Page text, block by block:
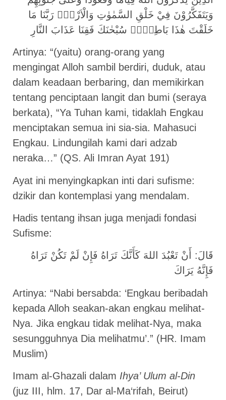
وَيَتَفَكَّرُوْنَ فِيْ خَلْقِ السَّمٰوٰتِ وَالْاَرْضِۚ رَبَّنَا مَا
خَلَقْتَ هٰذَا بَاطِلًاۚ سُبْحٰنَكَ فَقِنَا عَذَابَ النَّارِ
Artinya: “(yaitu) orang-orang yang
mengingat Alloh sambil berdiri, duduk, atau
dalam keadaan berbaring, dan memikirkan
tentang penciptaan langit dan bumi (seraya
berkata), “Ya Tuhan kami, tidaklah Engkau
menciptakan semua ini sia-sia. Mahasuci
Engkau. Lindungilah kami dari adzab
neraka…” (QS. Ali Imran Ayat 191)
Ayat ini menyingkapkan inti dari sufisme:
dzikir dan kontemplasi yang mendalam.
Hadis tentang ihsan juga menjadi fondasi
Sufisme:
قَالَ: أَنْ تَعْبُدَ اللهَ كَأَنَّكَ تَرَاهُ فَإِنْ لَمْ تَكُنْ تَرَاهُ
فَإِنَّهُ يَرَاكَ
Artinya: “Nabi bersabda: ‘Engkau beribadah
kepada Alloh seakan-akan engkau melihat-
Nya. Jika engkau tidak melihat-Nya, maka
sesungguhnya Dia melihatmu’.” (HR. Imam
Muslim)
Imam al-Ghazali dalam Ihya’ Ulum al-Din
(juz III, hlm. 17, Dar al-Ma‘rifah, Beirut)